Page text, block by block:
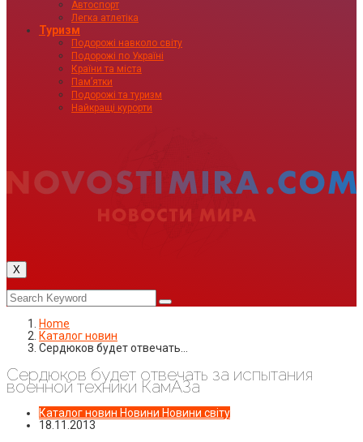
Автоспорт
Легка атлетіка
Туризм
Подорожі навколо світу
Подорожі по Україні
Країни та міста
Пам’ятки
Подорожі та туризм
Найкращі курорти
X
Home
Каталог новин
Сердюков будет отвечать…
Сердюков будет отвечать за испытания
военной техники КамАЗа
Каталог новин Новини Новини світу
18.11.2013